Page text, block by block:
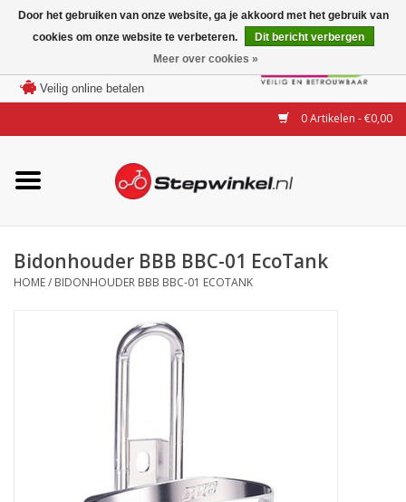
Veilig online betalen
0 Artikelen - €0,00
Merken
Modellen
Accessoires
Steps huren of uitproberen
Bidonhouder BBB BBC-01 EcoTank
HOME/ BIDONHOUDER BBB BBC-01 ECOTANK
Door het gebruiken van onze website, ga je akkoord met het gebruik van
cookies om onze website te verbeteren.
Dit bericht verbergen
Meer over cookies »